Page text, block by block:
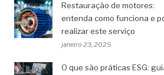
Restauração de motores:
entenda como funciona e
realizar este serviço
janeiro 23, 2025
O que são práticas ESG: